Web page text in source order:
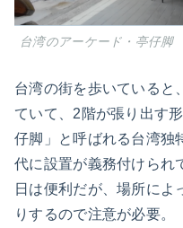
台湾のアーケード・亭仔脚
台湾の街を歩いていると
ていて、2階が張り出す
仔脚」と呼ばれる台湾独
代に設置が義務付けられ
日は便利だが、場所によ
りするので注意が必要。